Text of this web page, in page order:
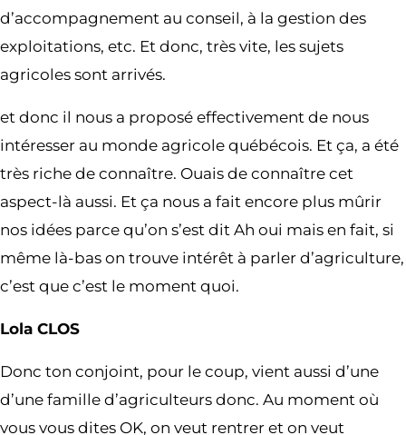
d’accompagnement au conseil, à la gestion des
exploitations, etc. Et donc, très vite, les sujets
agricoles sont arrivés.
et donc il nous a proposé effectivement de nous
intéresser au monde agricole québécois. Et ça, a été
très riche de connaître. Ouais de connaître cet
aspect-là aussi. Et ça nous a fait encore plus mûrir
nos idées parce qu’on s’est dit Ah oui mais en fait, si
même là-bas on trouve intérêt à parler d’agriculture,
c’est que c’est le moment quoi.
Lola CLOS
Donc ton conjoint, pour le coup, vient aussi d’une
d’une famille d’agriculteurs donc. Au moment où
vous vous dites OK, on veut rentrer et on veut